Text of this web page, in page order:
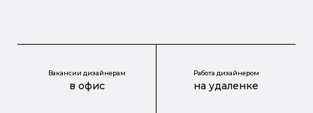
Вакансии дизайнерам
в офис
Работа дизайнером
на удаленке